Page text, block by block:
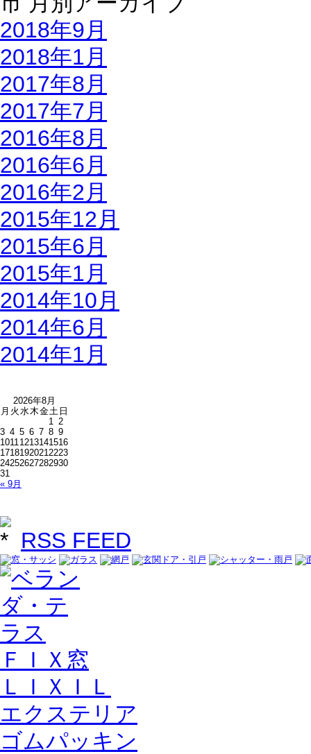
2018年9月
2018年1月
2017年8月
2017年7月
2016年8月
2016年6月
2016年2月
2015年12月
2015年6月
2015年1月
2014年10月
2014年6月
2014年1月
2026年8月
月 火 水木金土 日
« 9月
1 2
3 4 5 6 7 8 9
10111213141516
17181920212223
24252627282930
31
RSS FEED
ＦＩＸ窓
ＬＩＸＩＬ
エクステリア
ゴムパッキン